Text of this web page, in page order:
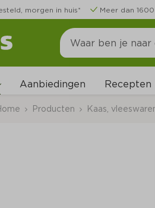
morgen in huis* Meer dan
Aanbiedingen Recepten
Producten Kaas,